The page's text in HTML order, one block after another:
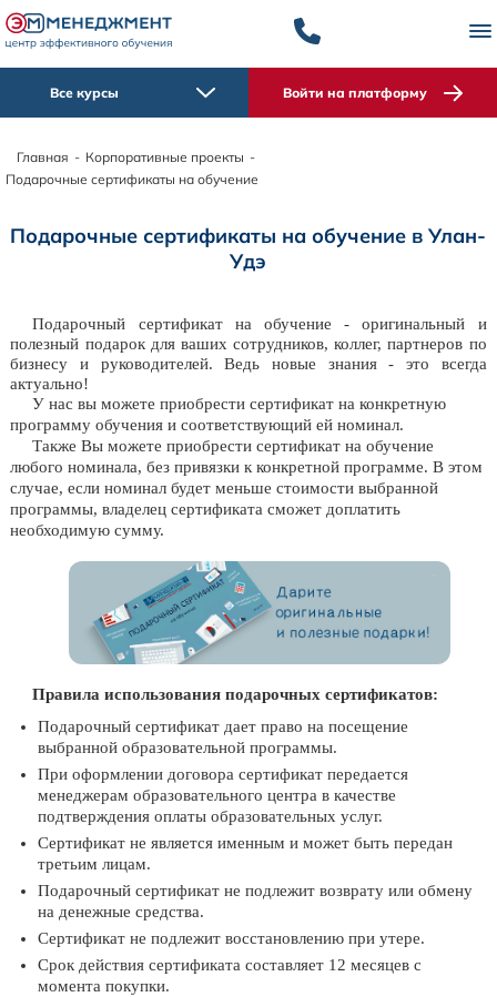
Все курсы Войти на платформу
Главная - Корпоративные проекты -
Подарочные сертификаты на обучение
Подарочные сертификаты на обучение в Улан-
Удэ
Подарочный сертификат на обучение - оригинальный и
полезный подарок для ваших сотрудников, коллег, партнеров по
бизнесу и руководителей. Ведь новые знания - это всегда
актуально!
У нас вы можете приобрести сертификат на конкретную
программу обучения и соответствующий ей номинал.
Также Вы можете приобрести сертификат на обучение
любого номинала, без привязки к конкретной программе. В этом
случае, если номинал будет меньше стоимости выбранной
программы, владелец сертификата сможет доплатить
необходимую сумму.
Правила использования подарочных сертификатов:
Подарочный сертификат дает право на посещение
выбранной образовательной программы.
При оформлении договора сертификат передается
менеджерам образовательного центра в качестве
подтверждения оплаты образовательных услуг.
Сертификат не является именным и может быть передан
третьим лицам.
Подарочный сертификат не подлежит возврату или обмену
на денежные средства.
Сертификат не подлежит восстановлению при утере.
Срок действия сертификата составляет 12 месяцев с
момента покупки.